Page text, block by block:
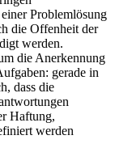
Problemlösung
die Offenheit der
werden.
die Anerkennung
gerade in
dass die
Haftung,
werden